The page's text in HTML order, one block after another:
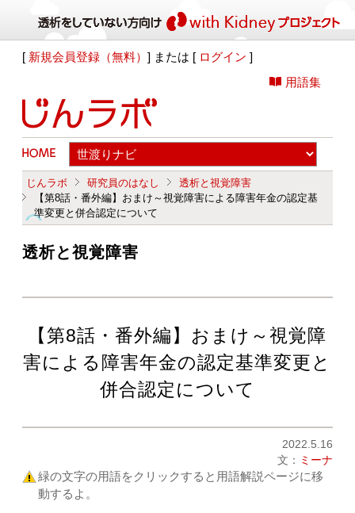
[ 新規会員登録（無料）] または [ ログイン ]
用語集
じんラボ 研究員のはなし
透析と視覚障害
【第8話・番外編】おまけ～視覚障害による障害年金の認定基
準変更と併合認定について
透析と視覚障害
【第8話・番外編】おまけ～視覚障
害による障害年金の認定基準変更と
併合認定について
2022.5.16
文： ミーナ
緑の文字の用語をクリックすると用語解説ページに移
動するよ。